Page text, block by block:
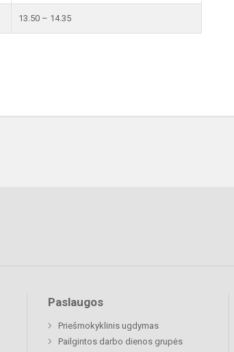
13.50 – 14.35
Paslaugos
Priešmokyklinis ugdymas
Pailgintos darbo dienos grupės